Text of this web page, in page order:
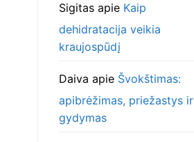
Sigitasapie Kaip
dehidratacija veikia
kraujospūdį
Daiva apie Švokštimas:
apibrėžimas, priežastys ir
gydymas